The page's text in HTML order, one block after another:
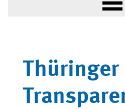
Thüringer